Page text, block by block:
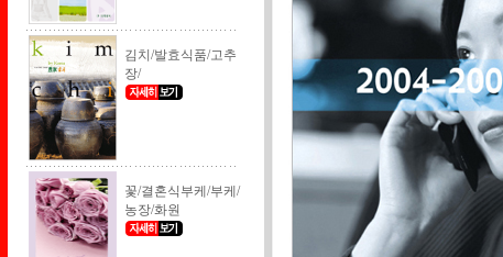
김치/발효식품/고추
장/
꽃/결혼식부케/부케/
농장/화원